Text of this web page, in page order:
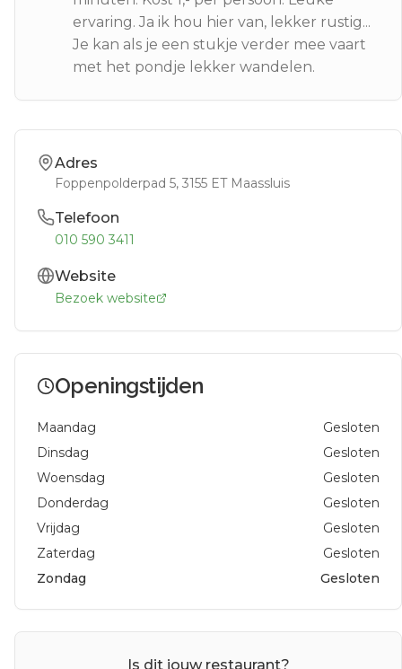
ervaring. Ja ik hou hier van, lekker rustig...
Je kan als je een stukje verder mee vaart
met het pondje lekker wandelen.
Adres
Foppenpolderpad 5, 3155 ETMaassluis
Telefoon
010 590 3411
Website
Bezoek website
Openingstijden
Maandag
Gesloten
Dinsdag
Gesloten
Woensdag
Gesloten
Donderdag
Gesloten
Vrijdag
Gesloten
Zaterdag
Gesloten
Zondag
Gesloten
Is dit jouw restaurant?